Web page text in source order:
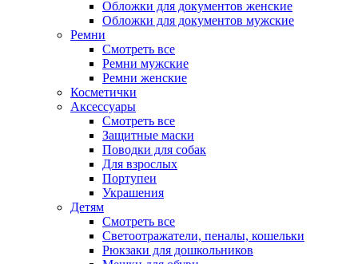
Обложки для документов женские
Обложки для документов мужские
Ремни
Смотреть все
Ремни мужские
Ремни женские
Косметички
Аксессуары
Смотреть все
Защитные маски
Поводки для собак
Для взрослых
Портупеи
Украшения
Детям
Смотреть все
Светоотражатели, пеналы, кошельки
Рюкзаки для дошкольников